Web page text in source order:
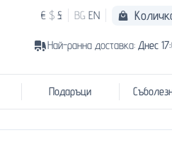
€ $ £ BG EN
Най-ранна доставка: Днес
Подаръци